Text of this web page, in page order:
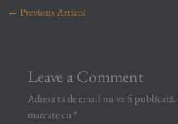
← Previous Articol
Leave a Comment
Adresa ta de email nu va fi publicată.
marcate cu *